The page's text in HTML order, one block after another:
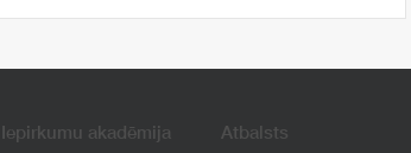
Iepirkumu akadēmija Atbalsts